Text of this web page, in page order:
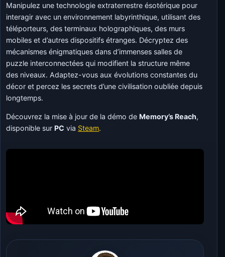
Manipulez une technologie extraterrestre ésotérique pour
interagir avec un environnement labyrinthique, utilisant des
téléporteurs, des terminaux holographiques, des murs
mobiles et d’autres dispositifs étranges. Décryptez des
mécanismes énigmatiques dans d’immenses salles de
puzzle interconnectées qui modifient la structure même
des niveaux. Adaptez-vous aux évolutions constantes du
décor et percez les secrets d’une civilisation oubliée depuis
longtemps.
Découvrez la mise à jour de la démo de Memory’s Reach,
disponible sur PC via Steam.